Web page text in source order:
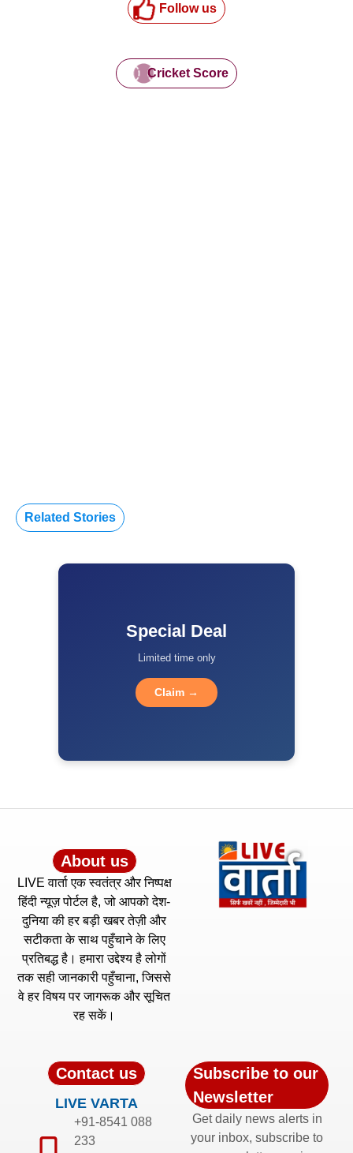
Follow us
Cricket Score
Related Stories
Special Deal
Limited time only
Claim →
About us
LIVE वार्ता एक स्वतंत्र और निष्पक्ष
हिंदी न्यूज़ पोर्टल है, जो आपको देश-
दुनिया की हर बड़ी खबर तेज़ी और
सटीकता के साथ पहुँचाने के लिए
प्रतिबद्ध है। हमारा उद्देश्य है लोगों
तक सही जानकारी पहुँचाना, जिससे
वे हर विषय पर जागरूक और सूचित
रह सकें।
Contact us
LIVE VARTA
+91-8541 088
233
Subscribe to our
Newsletter
Get daily news alerts in
your inbox, subscribe to